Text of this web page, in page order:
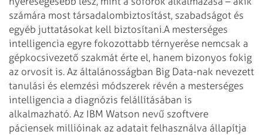
számára most társadalombiztosítást, szabadságot és
egyéb juttatásokat kell biztosítani.A mesterséges
intelligencia egyre fokozottabb térnyerése nemcsak a
gépkocsivezető szakmát érte el, hanem bizonyos fokig
az orvosit is. Az általánosságban Big Data-nak nevezett
tanulási és elemzési módszerek révén a mesterséges
intelligencia a diagnózis felállításában is
alkalmazható. Az IBM Watson nevű szoftvere
páciensek millióinak az adatait felhasználva állapítja